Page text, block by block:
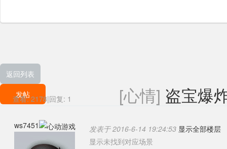
返回列表
发帖
查看: 2178|回复: 1 [心情] 盗宝爆
ws7451 发表于 2016-6-14 19:24:53 显示全部楼层
显示未找到对应场景